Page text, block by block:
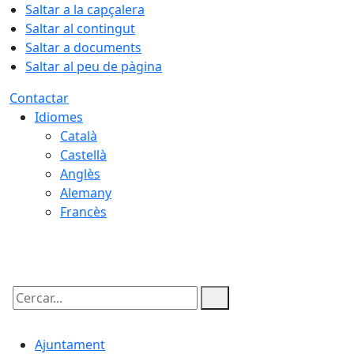
Saltar a la capçalera
Saltar al contingut
Saltar a documents
Saltar al peu de pàgina
Contactar
Idiomes
Català
Castellà
Anglès
Alemany
Francès
Cercar:
Ajuntament